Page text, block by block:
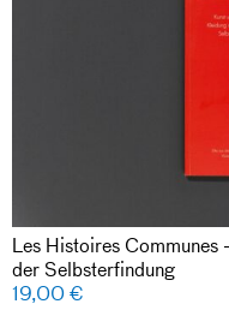
Les Histoires Communes
der Selbsterfindung
19,00€